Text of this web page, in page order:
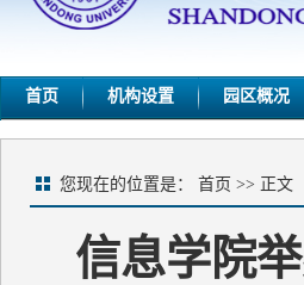
首页 机构设置 园区概况
您现在的位置是： 首页 >> 正文
信息学院